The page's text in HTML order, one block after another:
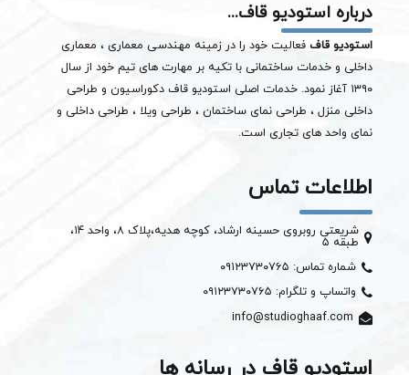
درباره استودیو قاف...
استودیو قاف فعالیت خود را در زمینه مهندسی معماری ، معماری
داخلی و خدمات ساختمانی با تکیه بر مهارت های تیم خود از سال
۱۳۹۰ آغاز نمود. خدمات اصلی استودیو قاف دکوراسیون و طراحی
داخلی منزل ، طراحی نمای ساختمان ، طراحی ویلا ، طراحی داخلی و
نمای واحد های تجاری است.
اطلاعات تماس
شریعتی روبروی حسینه ارشاد، کوچه هدیه،پلاک ۸، واحد ۱۴،
طبقه ۵
شماره تماس: ۰۹۱۲۳۷۳۰۷۶۵
واتساپ و تلگرام: ۰۹۱۲۳۷۳۰۷۶۵
info@studioghaaf.com
استودیو قاف در رسانه ها